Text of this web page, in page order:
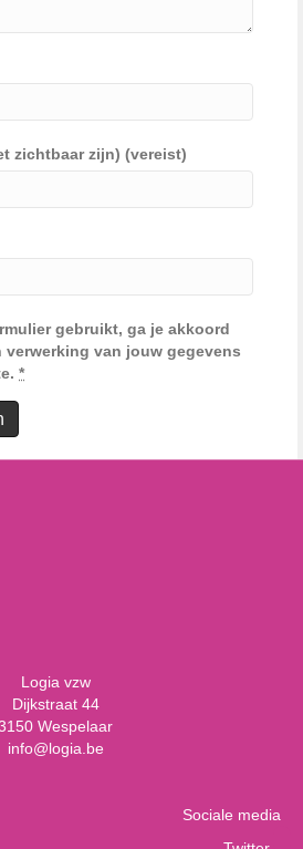
zichtbaar zijn) (vereist)
gebruikt, ga je akkoord
verwerking van jouw gegevens
*
Logia vzw
Dijkstraat 44
Wespelaar
info@logia.be
Sociale media